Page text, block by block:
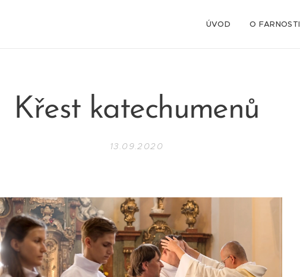
ÚVOD O FARNOSTI
Křest katechumenů
13.09.2020